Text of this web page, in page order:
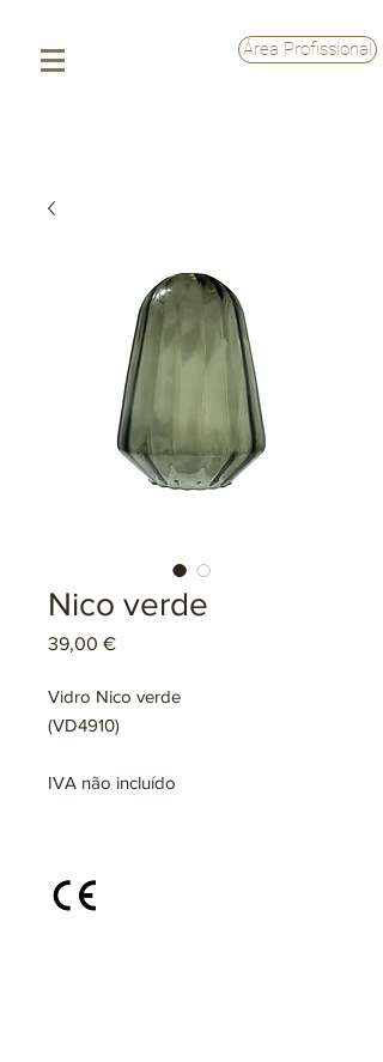
Área Profissional
Nico verde
39,00 €Preço
Vidro Nico verde
(VD4910)
IVA não incluído